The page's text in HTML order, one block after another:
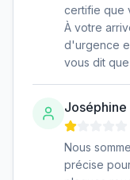
certifie que
À votre
d'urgence
vous dit
Joséphine
Nous
précise